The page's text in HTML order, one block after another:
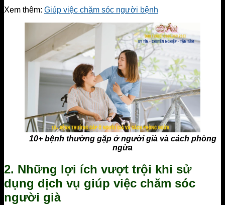
Xem thêm: Giúp việc chăm sóc người bệnh
10+ bệnh thường gặp ở người già và cách phòng
ngừa
2. Những lợi ích vượt trội khi sử
dụng dịch vụ giúp việc chăm sóc
người già